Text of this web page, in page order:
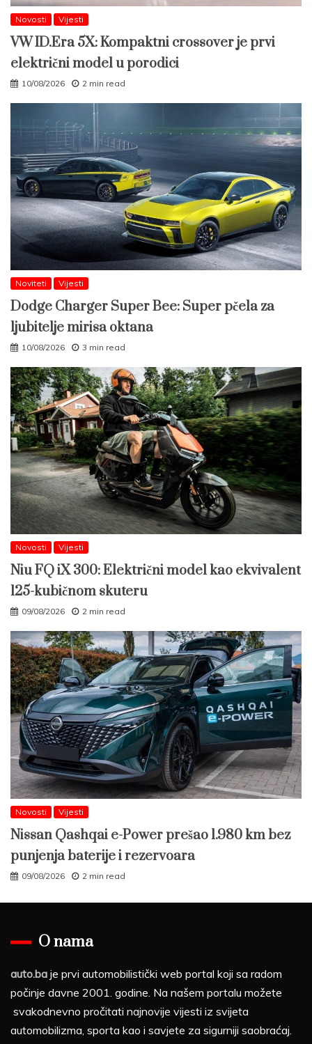
Novosti Vijesti
VW ID.Era 5X: Kompaktni crossover je prvi
električni model u porodici
10/08/2026 2 min read
Noviteti Vijesti
Dodge Charger Super Bee: Super pčela za
ljubitelje mirisa oktana
10/08/2026 3 min read
Novosti Vijesti
Niu FQ iX 300: Električni model kao ekvivalent
125-kubičnom skuteru
09/08/2026 2 min read
Novosti Vijesti
Nissan Qashqai e-Power prešao 1.980 km bez
punjenja baterije i rezervoara
09/08/2026 2 min read
O nama
auto.ba je prvi automobilistički web portal koji sa radom
počinje davne 2001. godine. Na našem portalu možete
svakodnevno pročitati najnovije vijesti iz svijeta
automobilizma, sporta kao i savjete za sigurniji saobraćaj.